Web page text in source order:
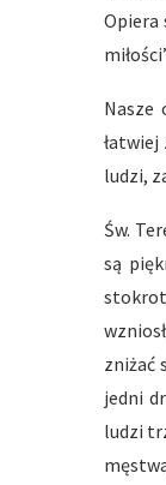
Opiera
Nasze
łatwiej
ludzi,
Św.
są
zniżać
jedni
ludzi